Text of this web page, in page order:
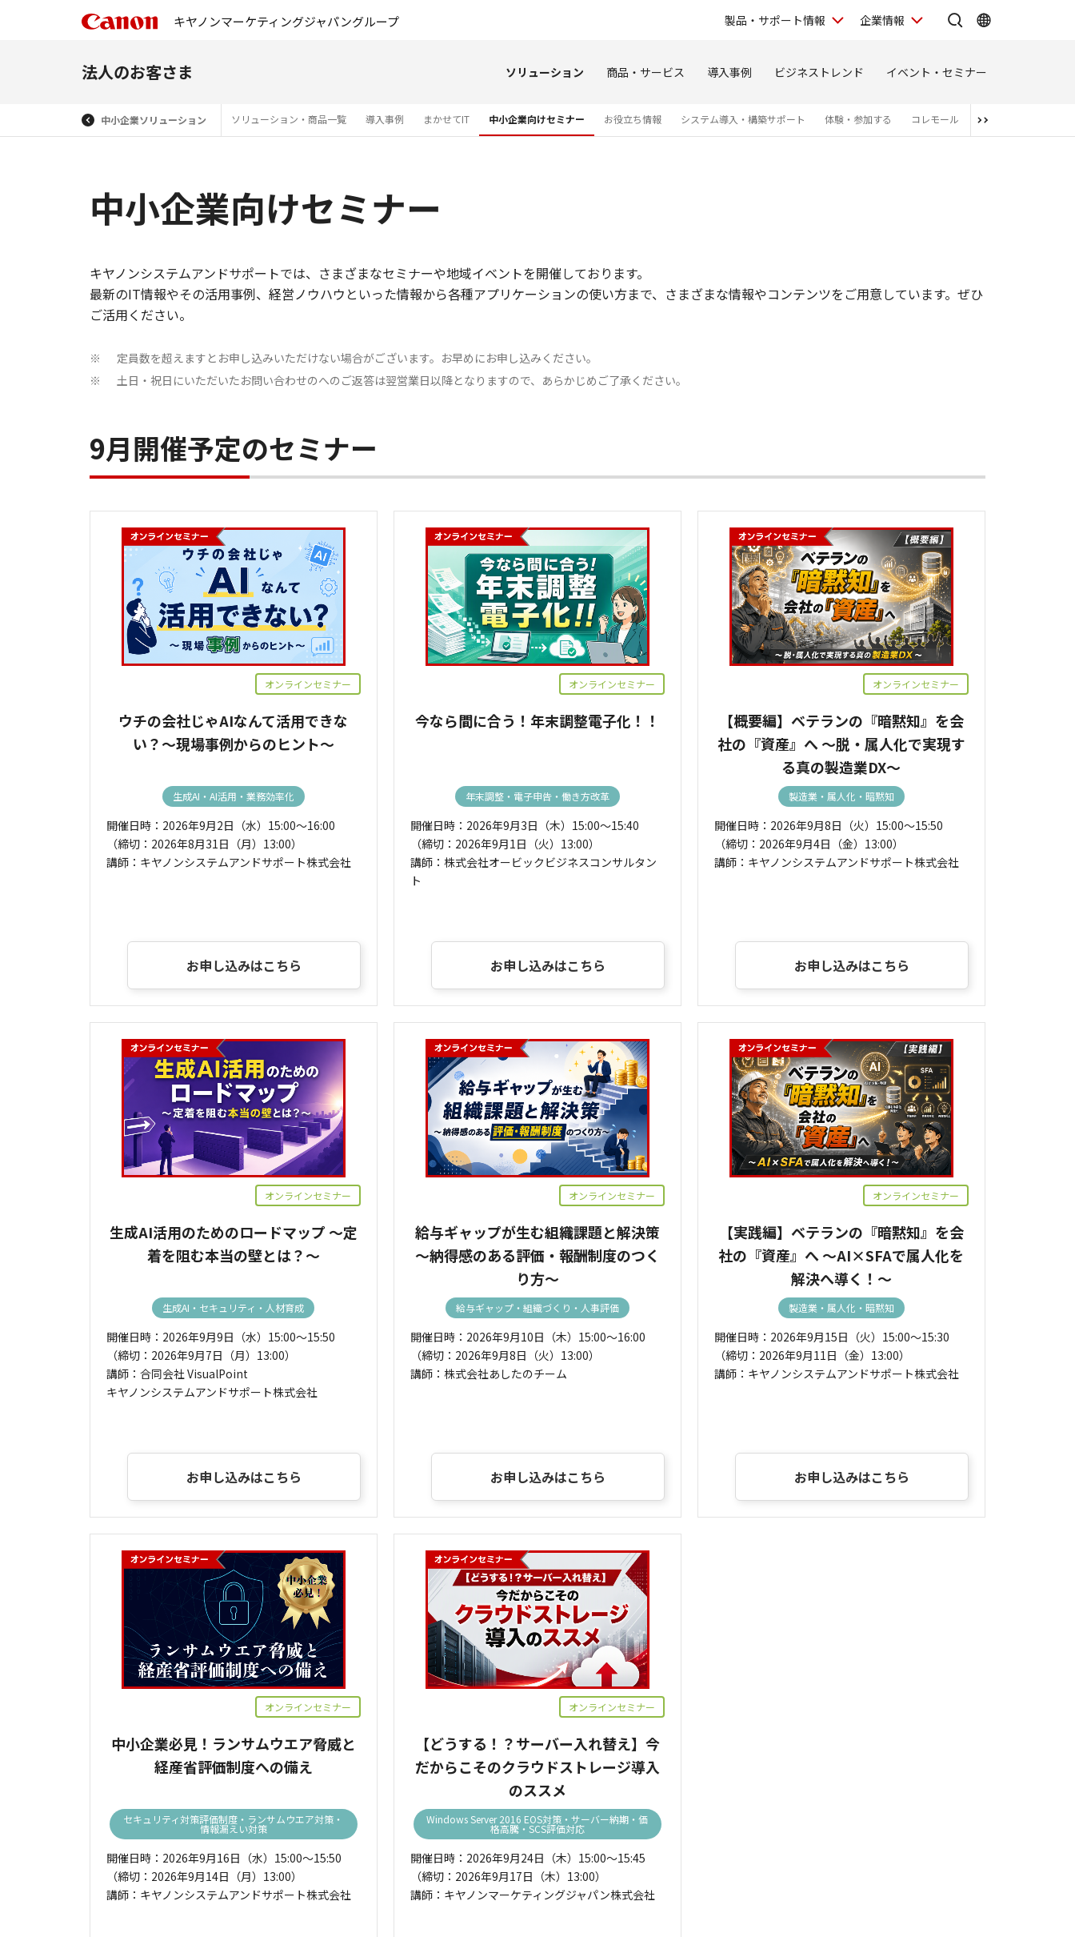
キヤノンマーケティングジャパングループ 製品・サポート情報 企業情報
法人のお客さま ソリューション 商品・サービス 導入事例 ビジネストレンド イベント・セミナー
中小企業ソリューション ソリューション・商品一覧 導入事例 まかせてIT 中小企業向けセミナー お役立ち情報 システム導入・構築サポート 体験・参加する コレモール お問い合わせ
中小企業向けセミナー
キヤノンシステムアンドサポートでは、さまざまなセミナーや地域イベントを開催しております。
最新のIT情報やその活用事例、経営ノウハウといった情報から各種アプリケーションの使い方まで、さまざまな情報やコンテンツをご用意しています。ぜひ
ご活用ください。
※ 定員数を超えますとお申し込みいただけない場合がございます。お早めにお申し込みください。
※ 土日・祝日にいただいたお問い合わせのへのご返答は翌営業日以降となりますので、あらかじめご了承ください。
9月開催予定のセミナー
オンラインセミナー
ウチの会社じゃAIなんて活用できな
い？～現場事例からのヒント～
生成AI・AI活用・業務効率化
開催日時：2026年9月2日（水）15:00～16:00
（締切：2026年8月31日（月）13:00）
講師：キヤノンシステムアンドサポート株式会社
お申し込みはこちら
オンラインセミナー
今なら間に合う！年末調整電子化！！
年末調整・電子申告・働き方改革
開催日時：2026年9月3日（木）15:00～15:40
（締切：2026年9月1日（火）13:00）
講師：株式会社オービックビジネスコンサルタン
ト
お申し込みはこちら
オンラインセミナー
【概要編】ベテランの『暗黙知』を会
社の『資産』へ ～脱・属人化で実現す
る真の製造業DX～
製造業・属人化・暗黙知
開催日時：2026年9月8日（火）15:00～15:50
（締切：2026年9月4日（金）13:00）
講師：キヤノンシステムアンドサポート株式会社
お申し込みはこちら
オンラインセミナー
生成AI活用のためのロードマップ ～定
着を阻む本当の壁とは？～
生成AI・セキュリティ・人材育成
開催日時：2026年9月9日（水）15:00～15:50
（締切：2026年9月7日（月）13:00）
講師：合同会社 VisualPoint
キヤノンシステムアンドサポート株式会社
お申し込みはこちら
オンラインセミナー
給与ギャップが生む組織課題と解決策
～納得感のある評価・報酬制度のつく
り方～
給与ギャップ・組織づくり・人事評価
開催日時：2026年9月10日（木）15:00～16:00
（締切：2026年9月8日（火）13:00）
講師：株式会社あしたのチーム
お申し込みはこちら
オンラインセミナー
【実践編】ベテランの『暗黙知』を会
社の『資産』へ ～AI×SFAで属人化を
解決へ導く！～
製造業・属人化・暗黙知
開催日時：2026年9月15日（火）15:00～15:30
（締切：2026年9月11日（金）13:00）
講師：キヤノンシステムアンドサポート株式会社
お申し込みはこちら
オンラインセミナー
中小企業必見！ランサムウエア脅威と
経産省評価制度への備え
セキュリティ対策評価制度・ランサムウエア対策・
情報漏えい対策
開催日時：2026年9月16日（水）15:00～15:50
（締切：2026年9月14日（月）13:00）
講師：キヤノンシステムアンドサポート株式会社
オンラインセミナー
【どうする！？サーバー入れ替え】今
だからこそのクラウドストレージ導入
のススメ
Windows Server 2016 EOS対策・サーバー納期・価
格高騰・SCS評価対応
開催日時：2026年9月24日（木）15:00～15:45
（締切：2026年9月17日（木）13:00）
講師：キヤノンマーケティングジャパン株式会社